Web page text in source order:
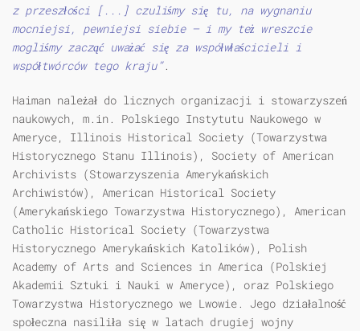
z przeszłości [...] czuliśmy się tu, na wygnaniu
mocniejsi, pewniejsi siebie – i my też wreszcie
mogliśmy zacząć uważać się za współwłaścicieli i
współtwórców tego kraju”.
Haiman należał do licznych organizacji i stowarzyszeń
naukowych, m.in. Polskiego Instytutu Naukowego w
Ameryce, Illinois Historical Society (Towarzystwa
Historycznego Stanu Illinois), Society of American
Archivists (Stowarzyszenia Amerykańskich
Archiwistów), American Historical Society
(Amerykańskiego Towarzystwa Historycznego), American
Catholic Historical Society (Towarzystwa
Historycznego Amerykańskich Katolików), Polish
Academy of Arts and Sciences in America (Polskiej
Akademii Sztuki i Nauki w Ameryce), oraz Polskiego
Towarzystwa Historycznego we Lwowie. Jego działalność
społeczna nasiliła się w latach drugiej wojny